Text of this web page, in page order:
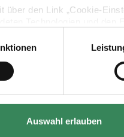
den Link „Cookie-
Auswahl erlauben
Poetry Motivkarton Crafted